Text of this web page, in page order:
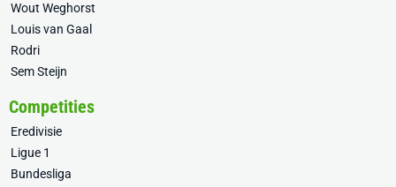
Wout Weghorst
Louis van Gaal
Rodri
Sem Steijn
Competities
Eredivisie
Ligue 1
Bundesliga